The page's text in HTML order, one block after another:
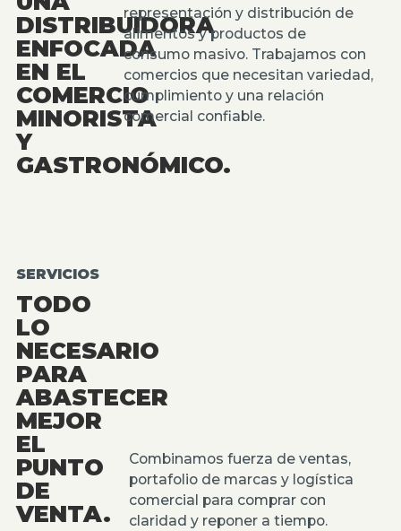
DISTRIBUIDORA
ENFOCADA
EN EL
COMERCIO
MINORISTA
Y
GASTRONÓMICO.
representación y distribución de
alimentos y productos de
consumo masivo. Trabajamos con
comercios que necesitan variedad,
cumplimiento y una relación
comercial confiable.
SERVICIOS
TODO
LO
NECESARIO
PARA
ABASTECER
MEJOR
EL
PUNTO
DE
VENTA.
Combinamos fuerza de ventas,
portafolio de marcas y logística
comercial para comprar con
claridad y reponer a tiempo.